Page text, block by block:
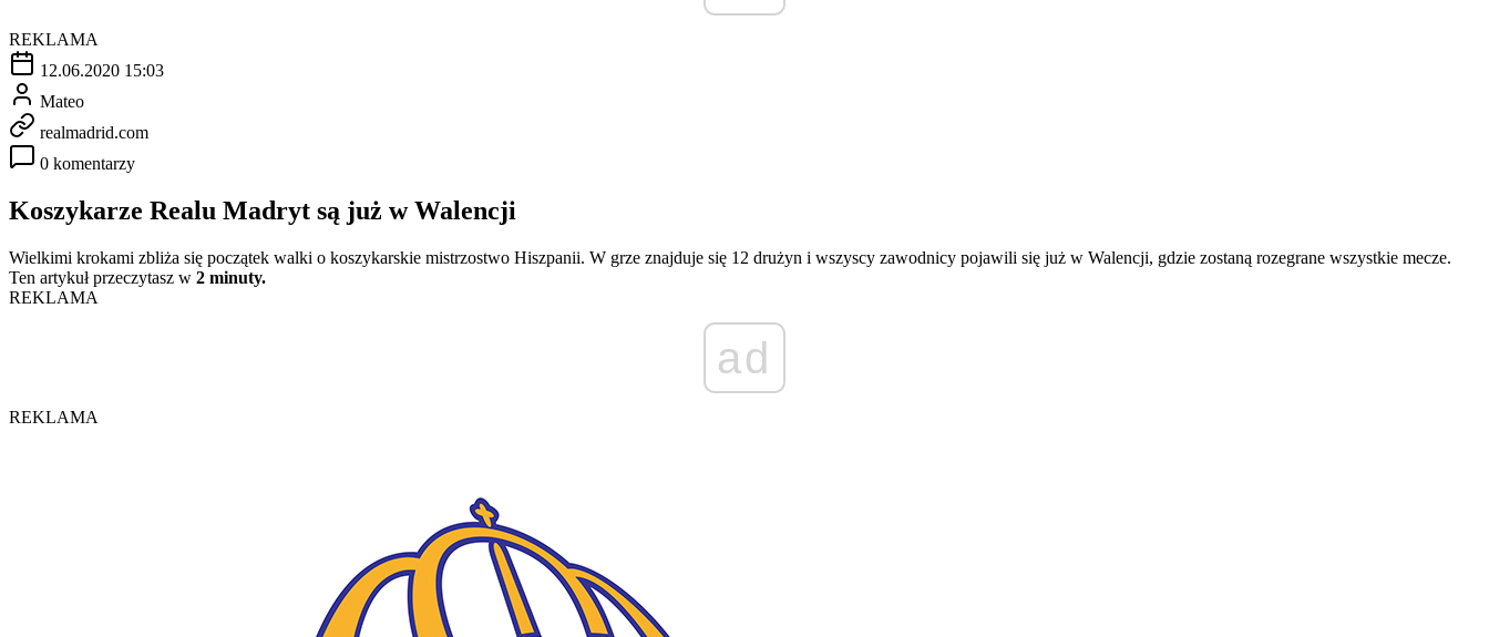
REKLAMA
12.06.2020 15:03
Mateo
realmadrid.com
0 komentarzy
Koszykarze Realu Madryt są już w Walencji
Wielkimi krokami zbliża się początek walki o koszykarskie mistrzostwo Hiszpanii. W grze znajduje się 12 drużyn i wszyscy zawodnicy pojawili się już w Walencji, gdzie zostaną rozegrane wszystkie mecze.
Ten artykuł przeczytasz w 2 minuty.
REKLAMA
ad
REKLAMA